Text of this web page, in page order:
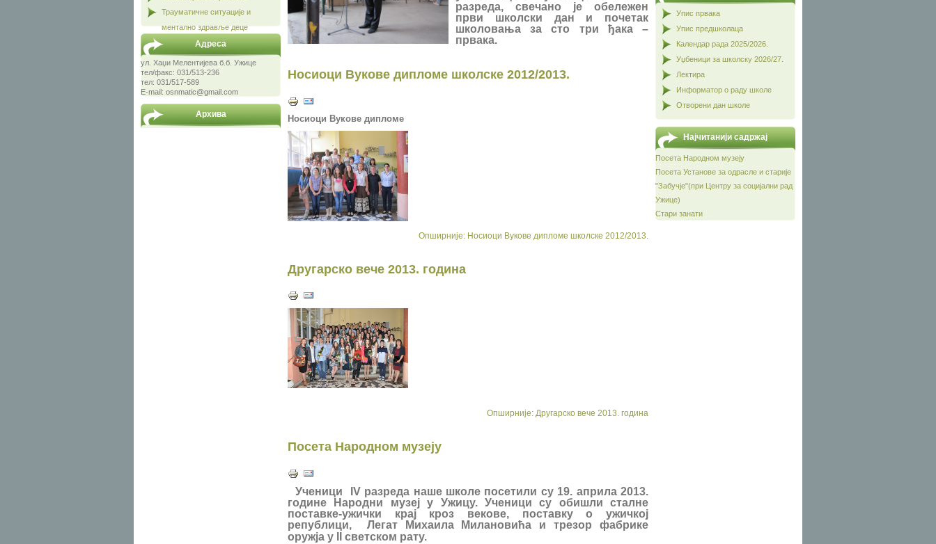
Трауматичне ситуације и
ментално здравље деце
Адреса
ул. Хаџи Мелентијева б.б. Ужице
тел/факс: 031/513-236
тел: 031/517-589
E-mail: osnmatic@gmail.com
Архива
разреда, свечано је обележен
први школски дан и почетак
школовања за сто три ђака –
првака.
Носиоци Вукове дипломе школскe 2012/2013.
Носиоци Вукове дипломе
Опширније: Носиоци Вукове дипломе школскe 2012/2013.
Другарско вече 2013. година
Опширније: Другарско вече 2013. година
Посета Народном музеју
Ученици IV разреда наше школе посетили су 19. априла 2013.
године Народни музеј у Ужицу. Ученици су обишли сталне
поставке-ужички крај кроз векове, поставку о ужичкој
републици, Легат Михаила Милановића и трезор фабрике
оружја у
светском рату.
Упис првака
Упис предшколаца
Календар рада 2025/2026.
Уџбеници за школску 2026/27.
Лектира
Информатор о раду школе
Отворени дан школе
Најчитанији садржај
Посета Народном музеју
Посета Установе за одрасле и старије
"Забучје"(при Центру за социјални рад
Ужице)
Стари занати